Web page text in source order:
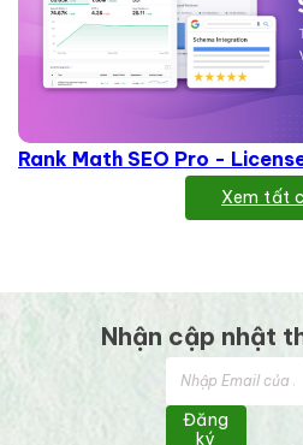
Rank Math SEO Pro -
Xem tất
Nhận cập nhật
Đăng
ký